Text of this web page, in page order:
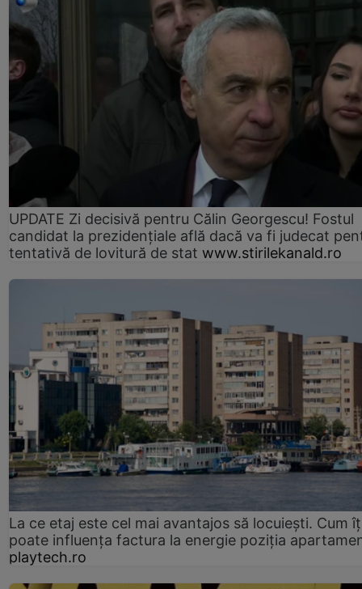
UPDATE Zi decisivă pentru Călin Georgescu! Fostul
candidat la prezidențiale află dacă va fi judecat
tentativă de lovitură de stat www.stirilekanald.ro
La ce etaj este cel mai avantajos să locuiești. Cum
poate influența factura la energie poziția
playtech.ro